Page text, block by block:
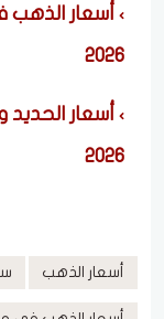
2026
2026
أسعار الذهب